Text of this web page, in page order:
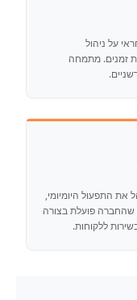
על ניהול
זמנים. מתמחה
התפעול היומיומי,
שהחברה פועלת בצורה
ללקוחות.